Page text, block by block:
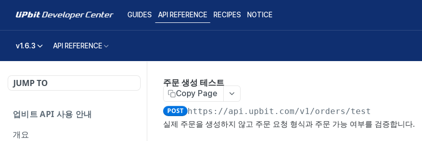
GUIDES API REFERENCE RECIPES NOTICE
v1.6.3 API REFERENCE
JUMP TO
업비트 API 사용 안내
개요
주문 생성 테스트
Copy Page
POST https://api.upbit.com/v1/orders/test
실제 주문을 생성하지 않고 주문 요청 형식과 주문 가능 여부를 검증합니다.